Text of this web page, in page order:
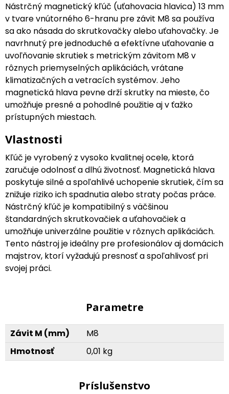
Nástrčný magnetický kľúč (uťahovacia hlavica) 13 mm
v tvare vnútorného 6-hranu pre závit M8 sa používa
sa ako násada do skrutkovačky alebo uťahovačky. Je
navrhnutý pre jednoduché a efektívne uťahovanie a
uvoľňovanie skrutiek s metrickým závitom M8 v
rôznych priemyselných aplikáciách, vrátane
klimatizačných a vetracích systémov. Jeho
magnetická hlava pevne drží skrutky na mieste, čo
umožňuje presné a pohodlné použitie aj v ťažko
prístupných miestach.
Vlastnosti
Kľúč je vyrobený z vysoko kvalitnej ocele, ktorá
zaručuje odolnosť a dlhú životnosť. Magnetická hlava
poskytuje silné a spoľahlivé uchopenie skrutiek, čím sa
znižuje riziko ich spadnutia alebo straty počas práce.
Nástrčný kľúč je kompatibilný s väčšinou
štandardných skrutkovačiek a uťahovačiek a
umožňuje univerzálne použitie v rôznych aplikáciách.
Tento nástroj je ideálny pre profesionálov aj domácich
majstrov, ktorí vyžadujú presnosť a spoľahlivosť pri
svojej práci.
Parametre
Závit M (mm)
M8
Hmotnosť
0,01 kg
Príslušenstvo